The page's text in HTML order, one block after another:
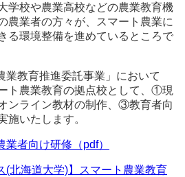
学校や農業⾼校などの農業教育機
農業者の方々が、スマート農業に
る環境整備を進めているところで
業教育推進委託事業」において
ト農業教育の拠点校として、①現
ンライン教材の制作、③教育者向
施いたします。
者向け研修（pdf）
(北海道大学)】スマート農業教育